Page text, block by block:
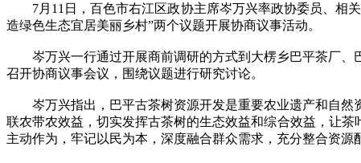
7月11日，百色市右江区政协主席岑万兴率政协委员、相关
造绿色生态宜居美丽乡村”两个议题开展协商议事活动。
岑万兴一行通过开展商前调研的方式到大楞乡巴平茶厂、
召开协商议事会议，围绕议题进行研究讨论。
岑万兴指出，巴平古茶树资源开发是重要农业遗产和自然
联农带农效益，切实发挥古茶树的生态效益和综合效益，让
主动作为，牢记以民为本，深度融合群众需求，充分整合资